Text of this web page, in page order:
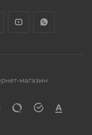
магазин